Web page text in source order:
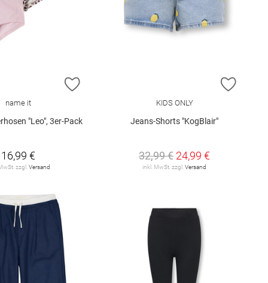
HINZUFÜGEN
name it
"Leo", 3er-Pack
16,99 €
zzgl.Versand
ZUR
KIDS ONLY
Jeans-Shorts "KogBlair"
32,99 € 24,99 €
inkl. MwSt. zzgl.Versand